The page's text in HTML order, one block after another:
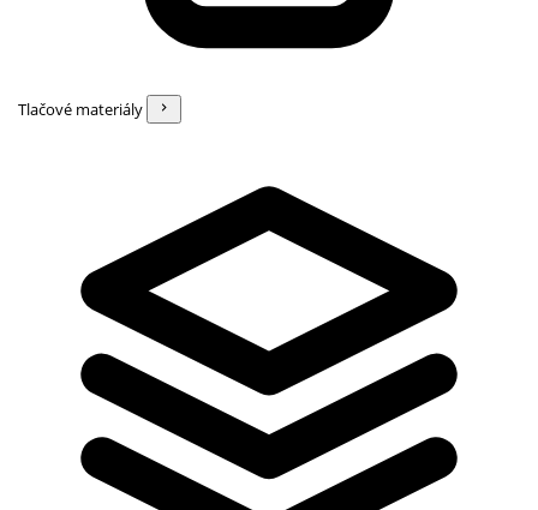
Tlačové materiály